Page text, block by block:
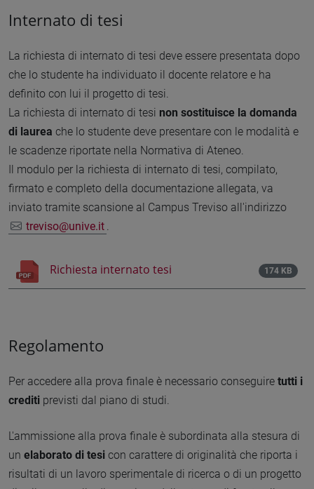
Internato di tesi
La richiesta di internato di tesi deve essere presentata dopo
che lo studente ha individuato il docente relatore e ha
definito con lui il progetto di tesi.
La richiesta di internato di tesi non sostituisce la domanda
di laurea che lo studente deve presentare con le modalità e
le scadenze riportate nella Normativa di Ateneo.
Il modulo per la richiesta di internato di tesi, compilato,
firmato e completo della documentazione allegata, va
inviato tramite scansione al Campus Treviso all'indirizzo
treviso@unive.it .
Richiesta internato tesi 174 KB
Regolamento
Per accedere alla prova finale è necessario conseguire tutti i
crediti previsti dal piano di studi.
L'ammissione alla prova finale è subordinata alla stesura di
un elaborato di tesi con carattere di originalità che riporta i
risultati di un lavoro sperimentale di ricerca o di un progetto